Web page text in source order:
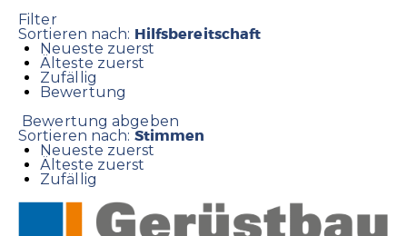
Filter
Sortieren nach: Hilfsbereitschaft
Neueste zuerst
Älteste zuerst
Zufällig
Bewertung
Bewertung abgeben
Sortieren nach: Stimmen
Neueste zuerst
Älteste zuerst
Zufällig